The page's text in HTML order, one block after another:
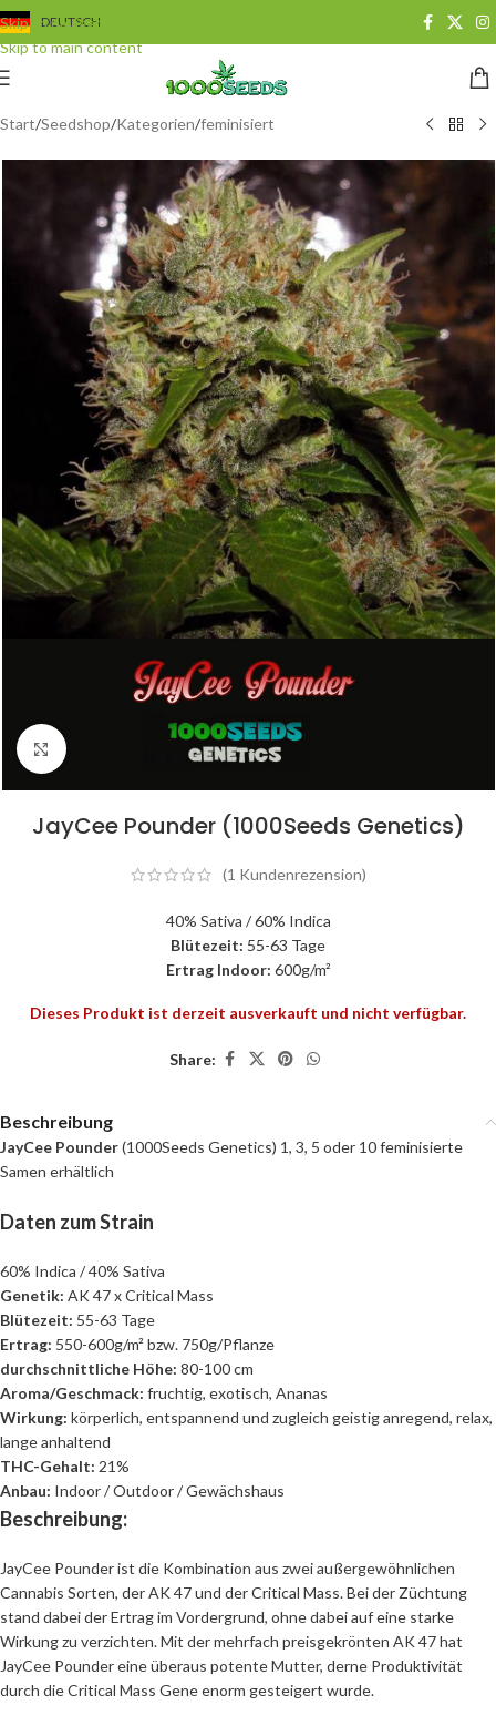
Skip to navigation
Skip to main content
DEUTSCH
Start/Seedshop/Kategorien/feminisiert
Click to enlarge
JayCee Pounder (1000Seeds Genetics)
(1 Kundenrezension)
40% Sativa / 60% Indica
Blütezeit: 55-63 Tage
Ertrag Indoor: 600g/m²
Dieses Produkt ist derzeit ausverkauft und nicht verfügbar.
Share:
Beschreibung
JayCee Pounder(1000Seeds Genetics) 1, 3, 5 oder 10 feminisierte
Samen erhältlich
Daten zum Strain
60% Indica / 40% Sativa
Genetik: AK 47 x Critical Mass
Blütezeit: 55-63 Tage
Ertrag: 550-600g/m² bzw. 750g/Pflanze
durchschnittliche Höhe: 80-100 cm
Aroma/Geschmack: fruchtig, exotisch, Ananas
Wirkung: körperlich, entspannend und zugleich geistig anregend, relax,
lange anhaltend
THC-Gehalt: 21%
Anbau: Indoor / Outdoor / Gewächshaus
Beschreibung:
JayCee Pounder ist die Kombination aus zwei außergewöhnlichen
Cannabis Sorten, der AK 47 und der Critical Mass. Bei der Züchtung
stand dabei der Ertrag im Vordergrund, ohne dabei auf eine starke
Wirkung zu verzichten. Mit der mehrfach preisgekrönten AK 47 hat
JayCee Pounder eine überaus potente Mutter, derne Produktivität
durch die Critical Mass Gene enorm gesteigert wurde.